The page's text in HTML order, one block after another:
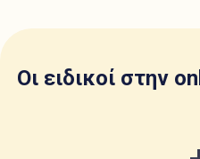
Οι ειδικοί στην